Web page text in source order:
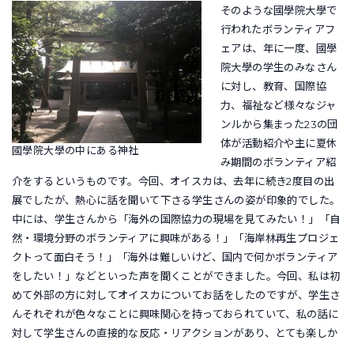
國學院大學の中にある神社
そのような國學院大學で
行われたボランティアフ
ェアは、年に一度、國學
院大學の学生のみなさん
に対し、教育、国際協
力、福祉など様々なジャ
ンルから集まった23の団
体が活動紹介や主に夏休
み期間のボランティア紹
介をするというものです。今回、オイスカは、去年に続き2度目の出
展でしたが、熱心に話を聞いて下さる学生さんの姿が印象的でした。
中には、学生さんから「海外の国際協力の現場を見てみたい！」「自
然・環境分野のボランティアに興味がある！」「海岸林再生プロジェ
クトって面白そう！」「海外は難しいけど、国内で何かボランティア
をしたい！」などといった声を聞くことができました。今回、私は初
めて外部の方に対してオイスカについてお話をしたのですが、学生さ
んそれぞれが色々なことに興味関心を持っておられていて、私の話に
対して学生さんの直接的な反応・リアクションがあり、とても楽しか